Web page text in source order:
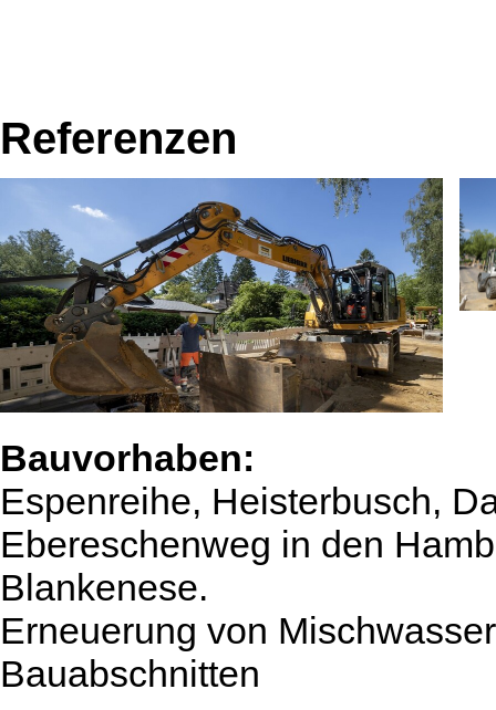
Referenzen
Bauvorhaben:
Espenreihe, Heisterbusch,
Ebereschenweg in den
Blankenese.
Erneuerung von
Bauabschnitten